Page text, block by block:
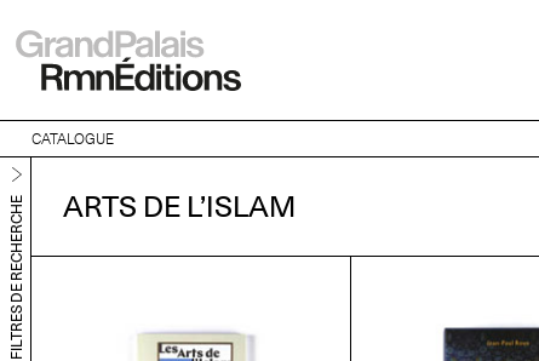
CATALOGUE
FILTRES DE RECHERCHE ARTS DE L’ISLAM